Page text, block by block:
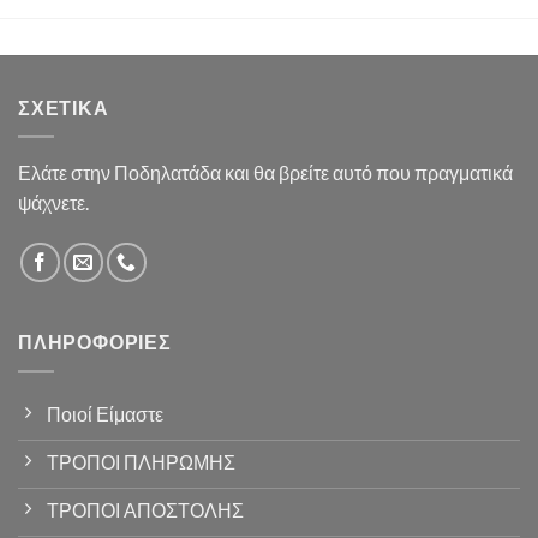
ΣΧΕΤΙΚΆ
Ελάτε στην Ποδηλατάδα και θα βρείτε αυτό που πραγματικά
ψάχνετε.
ΠΛΗΡΟΦΟΡΊΕΣ
Ποιοί Είμαστε
ΤΡΟΠΟΙ ΠΛΗΡΩΜΗΣ
ΤΡΟΠΟΙ ΑΠΟΣΤΟΛΗΣ